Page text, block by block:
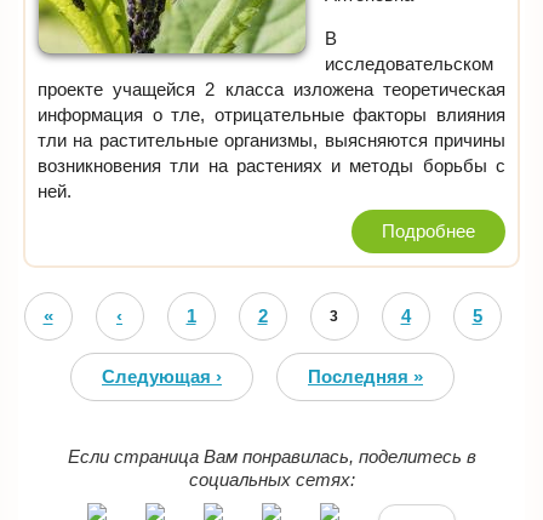
В
исследовательском
проекте учащейся 2 класса изложена теоретическая
информация о тле, отрицательные факторы влияния
тли на растительные организмы, выясняются причины
возникновения тли на растениях и методы борьбы с
ней.
Подробнее
Страницы
«
Первая
‹ 1 2 3 4 5
Следующая › Последняя »
Если страница Вам понравилась, поделитесь в
социальных сетях: